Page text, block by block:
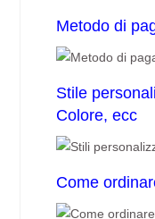
Metodo di
Stile
Colore, ecc
Come